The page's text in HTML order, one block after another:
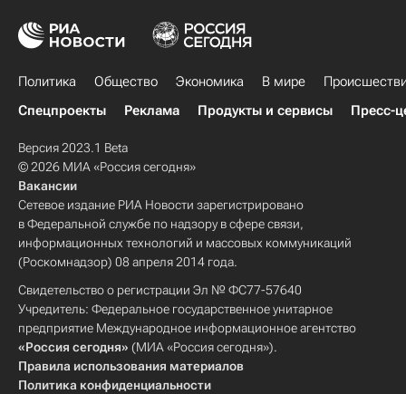
Политика Общество Экономика В мире
Спецпроекты
Реклама Продукты и сервисы Пресс-
Версия 2023.1 Beta
© 2026 МИА «Россия сегодня»
Вакансии
Сетевое издание РИА Новости зарегистрировано
в Федеральной службе по надзору в сфере связи,
информационных технологий и массовых коммуникаций
(Роскомнадзор) 08 апреля 2014 года.
Свидетельство о регистрации Эл № ФС77-57640
Учредитель: Федеральное государственное унитарное
предприятие Международное информационное агентство
«Россия сегодня» (МИА «Россия сегодня»).
Правила использования материалов
Политика конфиденциальности